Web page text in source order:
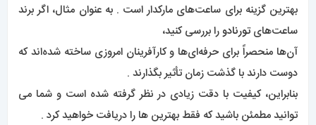
بهترین گزینه برای ساعت‌های مارکدار است . به عنوان مثال، اگر برند
ساعت‌هایتورنادو را بررسی کنید،
آن‌ها منحصراً برای حرفه‌ای‌ها و کارآفرینان امروزی ساخته شده‌اند که
دوست دارند با گذشت زمان تأثیر بگذارند .
بنابراین، کیفیت با دقت زیادی در نظر گرفته شده است و شما می
توانید مطمئن باشید که فقط بهترین ها را دریافت خواهید کرد .